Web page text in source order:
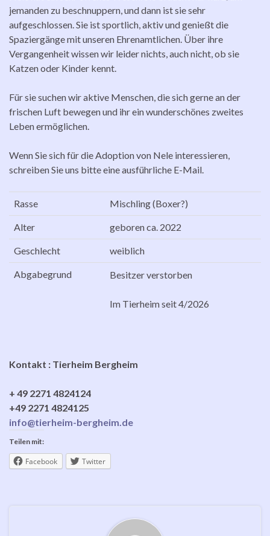
jemanden zu beschnuppern, und dann ist sie sehr
aufgeschlossen. Sie ist sportlich, aktiv und genießt die
Spaziergänge mit unseren Ehrenamtlichen. Über ihre
Vergangenheit wissen wir leider nichts, auch nicht, ob sie
Katzen oder Kinder kennt.
Für sie suchen wir aktive Menschen, die sich gerne an der
frischen Luft bewegen und ihr ein wunderschönes zweites
Leben ermöglichen.
Wenn Sie sich für die Adoption von Nele interessieren,
schreiben Sie uns bitte eine ausführliche E-Mail.
Rasse Mischling (Boxer?)
Alter geboren ca. 2022
Geschlecht weiblich
Abgabegrund Besitzer verstorben
Im Tierheim seit 4/2026
Kontakt : Tierheim Bergheim
+ 49 2271 4824124
+49 2271 4824125
info@tierheim-bergheim.de
Teilen mit:
Facebook Twitter